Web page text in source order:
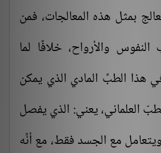
بمثل هذه المعالجات، فمن
والأرواح، خلافًا لما
هذا الطبِّ المادي الذي يمكن
العلماني، يعني: الذي يفصل
مع الجسد فقط، مع أنَّه